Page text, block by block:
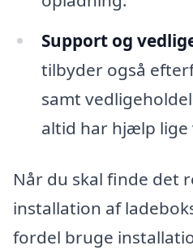
Support og
tilbyder også
samt
altid har hjælp lige
Når du skal finde det
installation af
fordel bruge